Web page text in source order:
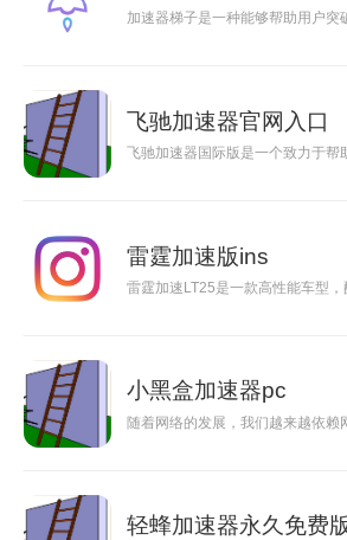
加速器梯子是一种能够帮助用户
飞驰加速器官网入口
飞驰加速器国际版是一个致力于
雷霆加速版ins
雷霆加速LT25是一款高性能车型
小黑盒加速器pc
随着网络的发展，我们越来越依
轻蜂加速器永久免费